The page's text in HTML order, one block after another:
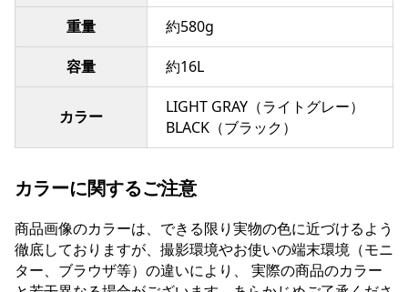
重量
約580g
容量
約16L
カラー
LIGHT GRAY（ライトグレー）
BLACK（ブラック）
カラーに関するご注意
商品画像のカラーは、できる限り実物の色に近づけるよう
徹底しておりますが、撮影環境やお使いの端末環境（モニ
ター、ブラウザ等）の違いにより、 実際の商品のカラー